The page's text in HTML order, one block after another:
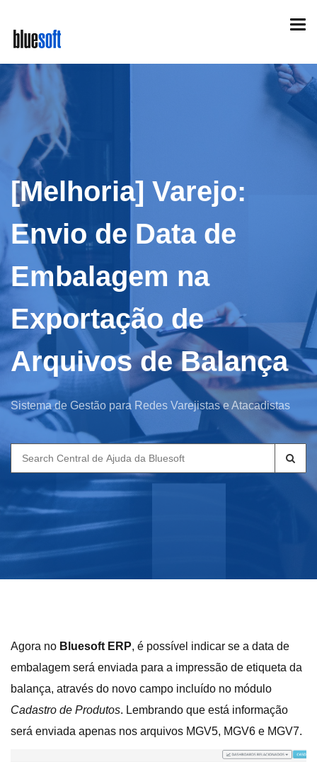
main
content
[Melhoria] Varejo:
Envio de Data de
Embalagem na
Exportação de
Arquivos de Balança
Sistema de Gestão para Redes Varejistas e Atacadistas
Search
for:
Agora no Bluesoft ERP, é possível indicar se a data de
embalagem será enviada para a impressão de etiqueta da
balança, através do novo campo incluído no módulo
Cadastro de Produtos. Lembrando que está informação
será enviada apenas nos arquivos MGV5, MGV6 e MGV7.